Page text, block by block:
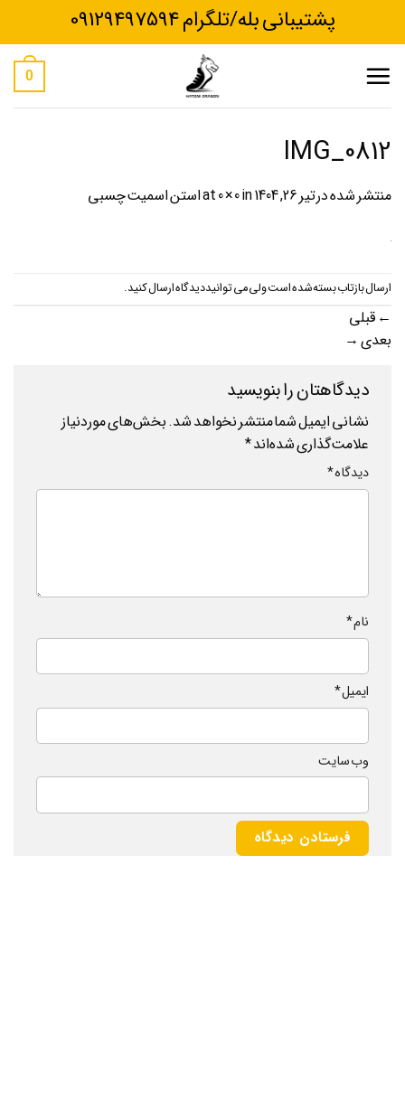
پشتیبانی بله/تلگرام 09129497594
0
IMG_0812
منتشر شده درتیر 26, 1404 0 × 0in استن اسمیت چسبی
ارسال بازتاب بسته شده است ولی می توانیددیدگاه ارسال کنید.
← قبلی
بعدی →
دیدگاهتان را بنویسید
نشانی ایمیل شما منتشر نخواهد شد.بخش‌های موردنیاز
علامت‌گذاری شده‌اند*
دیدگاه*
نام*
ایمیل*
وب‌ سایت